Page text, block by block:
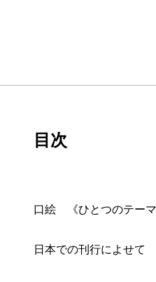
目次
口絵 《ひとつのテーマ
日本での刊行によせ